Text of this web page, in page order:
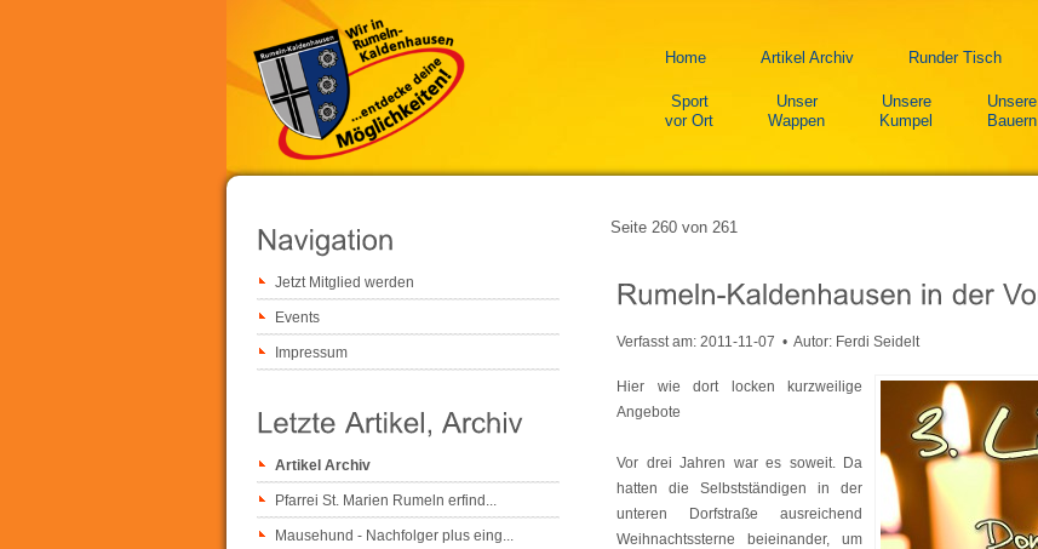
Home Artikel Archiv Runder Tisch
Sport
vor Ort
Unser
Wappen
Unsere
Kumpel
Unsere
Bauern
Seite 260 von 261
Verfasst am: 2011-11-07 • Autor: Ferdi Seidelt
Hier wie dort locken kurzweilige
Angebote
Vor drei Jahren war es soweit. Da
hatten die Selbstständigen in der
unteren Dorfstraße ausreichend
Weihnachtssterne beieinander, um
Jetzt Mitglied werden
Events
Impressum
Artikel Archiv
Pfarrei St. Marien Rumeln erfind...
Mausehund - Nachfolger plus eing...